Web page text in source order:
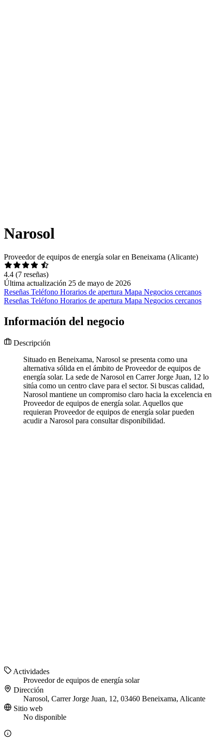
Narosol
Proveedor de equipos de energía solar en Beneixama (Alicante)
4.4 (7 reseñas)
Última actualización 25 de mayo de 2026
Reseñas Teléfono Horarios de apertura Mapa Negocios cercanos
Reseñas Teléfono Horarios de apertura Mapa Negocios cercanos
Información del negocio
Descripción
Situado en Beneixama, Narosol se presenta como una
alternativa sólida en el ámbito de Proveedor de equipos de
energía solar. La sede de Narosol en Carrer Jorge Juan, 12 lo
sitúa como un centro clave para el sector. Si buscas calidad,
Narosol mantiene un compromiso claro hacia la excelencia en
Proveedor de equipos de energía solar. Aquellos que
requieran Proveedor de equipos de energía solar pueden
acudir a Narosol para consultar disponibilidad.
Actividades
Proveedor de equipos de energía solar
Dirección
Narosol, Carrer Jorge Juan, 12, 03460 Beneixama, Alicante
Sitio web
No disponible